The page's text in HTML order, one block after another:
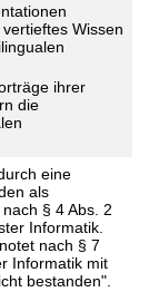
Wissen
ihrer
die
eine
als
§ 4 Abs. 2
Informatik.
nach § 7
Informatik mit
bestanden".